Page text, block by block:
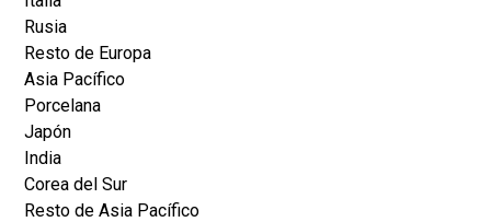
Rusia
Resto de Europa
Asia Pacífico
Porcelana
Japón
India
Corea del Sur
Resto de Asia Pacífico